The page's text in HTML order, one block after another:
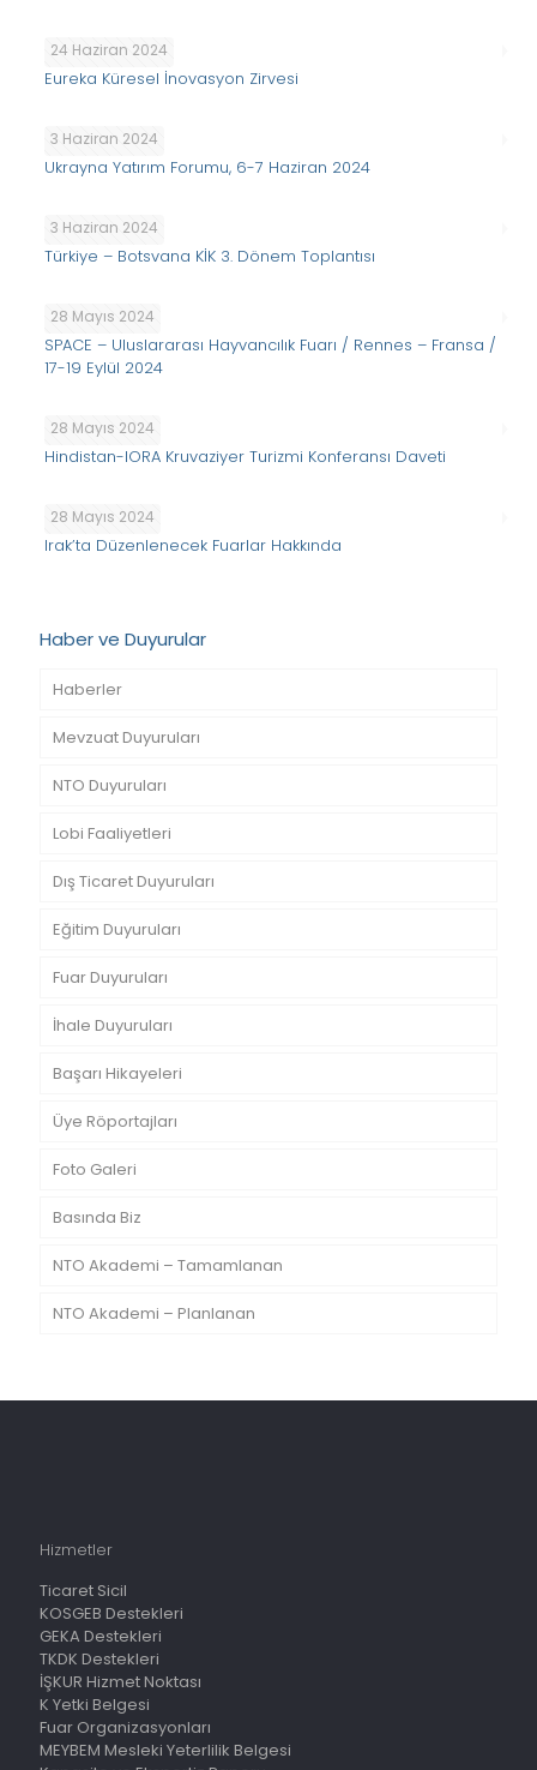
24 Haziran 2024
Eureka Küresel İnovasyon Zirvesi
3 Haziran 2024
Ukrayna Yatırım Forumu, 6-7 Haziran 2024
3 Haziran 2024
Türkiye – Botsvana KİK 3. Dönem Toplantısı
28 Mayıs 2024
SPACE – Uluslararası Hayvancılık Fuarı / Rennes – Fransa /
17-19 Eylül 2024
28 Mayıs 2024
Hindistan-IORA Kruvaziyer Turizmi Konferansı Daveti
28 Mayıs 2024
Irak’ta Düzenlenecek Fuarlar Hakkında
Haber ve Duyurular
Haberler
Mevzuat Duyuruları
NTO Duyuruları
Lobi Faaliyetleri
Dış Ticaret Duyuruları
Eğitim Duyuruları
Fuar Duyuruları
İhale Duyuruları
Başarı Hikayeleri
Üye Röportajları
Foto Galeri
Basında Biz
NTO Akademi – Tamamlanan
NTO Akademi – Planlanan
Hizmetler
Ticaret Sicil
KOSGEB Destekleri
GEKA Destekleri
TKDK Destekleri
İŞKUR Hizmet Noktası
K Yetki Belgesi
Fuar Organizasyonları
MEYBEM Mesleki Yeterlilik Belgesi